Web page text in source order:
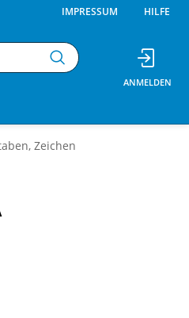
IMPRESSUM HILFE
Zeichen